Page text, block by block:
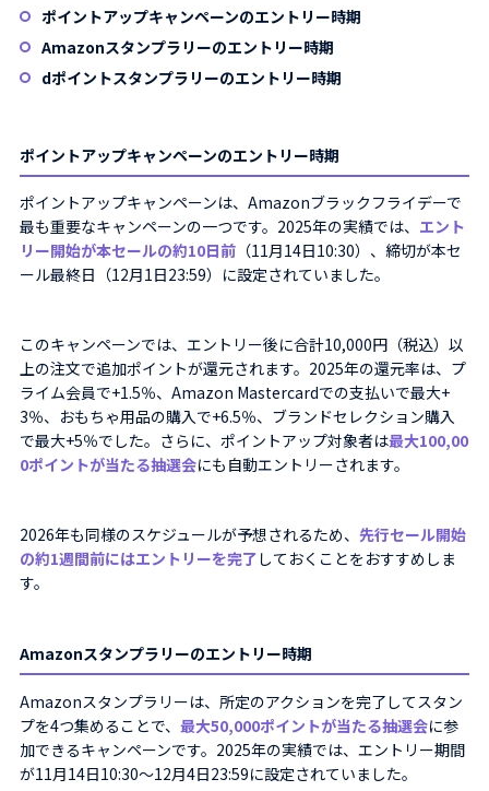
ポイントアップキャンペーンのエントリー時期
Amazonスタンプラリーのエントリー時期
dポイントスタンプラリーのエントリー時期
ポイントアップキャンペーンのエントリー時期
ポイントアップキャンペーンは、Amazonブラックフライデーで
最も重要なキャンペーンの一つです。2025年の実績では、 エント
リー開始が本セールの約10日前（11月14日10:30）、締切が本セ
ール最終日（12月1日23:59）に設定されていました。
このキャンペーンでは、エントリー後に合計10,000円（税込）以
上の注文で追加ポイントが還元されます。2025年の還元率は、プ
ライム会員で+1.5％、Amazon Mastercardでの支払いで最大+
3％、おもちゃ用品の購入で+6.5％、ブランドセレクション購入
で最大+5％でした。さらに、ポイントアップ対象者は最大100,00
0ポイントが当たる抽選会にも自動エントリーされます。
2026年も同様のスケジュールが予想されるため、 先行セール開始
の約1週間前にはエントリーを完了 しておくことをおすすめしま
す。
Amazonスタンプラリーのエントリー時期
Amazonスタンプラリーは、所定のアクションを完了してスタン
プを4つ集めることで、 最大50,000ポイントが当たる抽選会に参
加できるキャンペーンです。2025年の実績では、エントリー期間
が11月14日10:30〜12月4日23:59に設定されていました。